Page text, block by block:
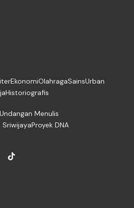
EkonomiOlahragaSainsUrban
Historiografis
Undangan Menulis
SriwijayaProyek DNA